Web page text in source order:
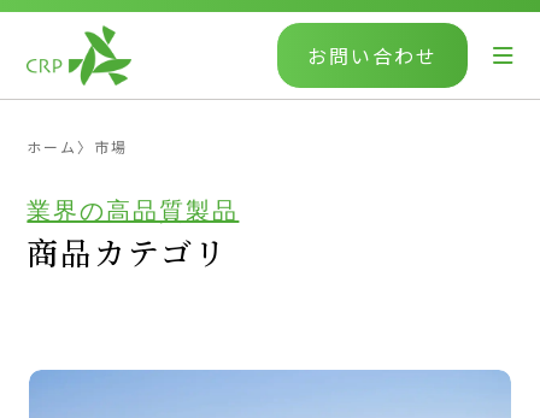
お問い合わせ
ホーム 〉 市場
業界の高品質製品
商品カテゴリ